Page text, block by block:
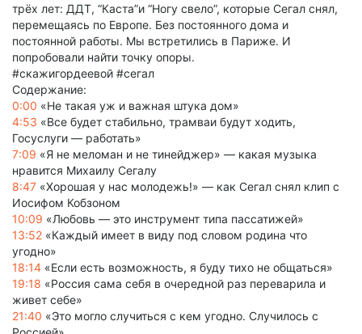
трёх лет: ДДТ, “Каста”и “Ногу свело”, которые Сегал снял,
перемещаясь по Европе. Без постоянного дома и
постоянной работы. Мы встретились в Париже. И
попробовали найти точку опоры.
#скажигордеевой #сегал
Содержание:
0:00 «Не такая уж и важная штука дом»
4:53 «Все будет стабильно, трамваи будут ходить,
Госуслуги — работать»
7:09 «Я не меломан и не тинейджер» — какая музыка
нравится Михаилу Сегалу
8:47 «Хорошая у нас молодежь!» — как Сегал снял клип с
Иосифом Кобзоном
10:09 «Любовь — это инструмент типа пассатижей»
13:52 «Каждый имеет в виду под словом родина что
угодно»
18:14 «Если есть возможность, я буду тихо не общаться»
19:18 «Россия сама себя в очередной раз переварила и
живет себе»
21:40 «Это могло случиться с кем угодно. Случилось с